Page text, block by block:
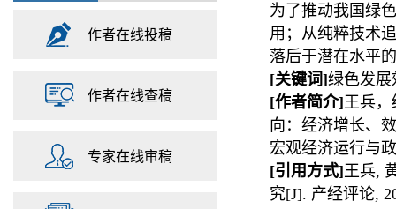
作者在线投稿
作者在线查稿
专家在线审稿
为了推动我国绿
用；从纯粹技术
落后于潜在水平
[关键词]绿色发展
[作者简介]王兵
向：经济增长、
宏观经济运行与
[引用方式]王兵,
究[J]. 产经评论,